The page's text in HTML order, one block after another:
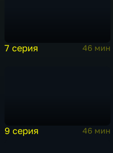
7 серия 46 мин
9 серия 46 мин